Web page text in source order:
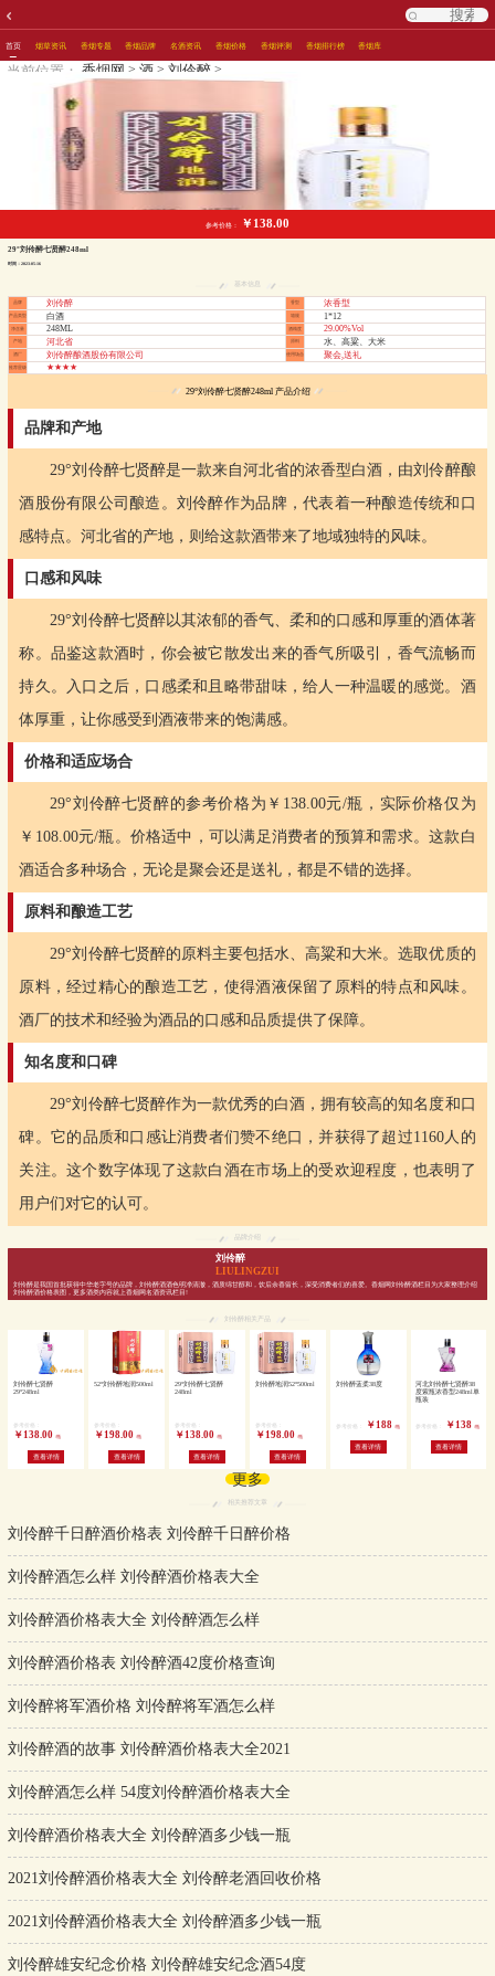
首页 烟草资讯 香烟专题 香烟品牌 名酒资讯 香烟价格 香烟评测 香烟排行榜 香烟库
当前位置： 香烟网 >酒 >刘伶醉 >
参考价格： ￥138.00
29°刘伶醉七贤醉248ml
时间：2023-05-16
基本信息
品牌 刘伶醉 香型 浓香型
产品类型 白酒 1*12
净含量 248ML 酒精度 29.00%Vol
产地 河北省 水、高粱、大米
酒厂 刘伶醉酿酒股份有限公司 使用场合 聚会,送礼
推荐星级 ★★★★
29°刘伶醉七贤醉248ml 产品介绍
品牌和产地
29°刘伶醉七贤醉是一款来自河北省的浓香型白酒，由刘伶醉酿
酒股份有限公司酿造。刘伶醉作为品牌，代表着一种酿造传统和口
感特点。河北省的产地，则给这款酒带来了地域独特的风味。
口感和风味
29°刘伶醉七贤醉以其浓郁的香气、柔和的口感和厚重的酒体著
称。品鉴这款酒时，你会被它散发出来的香气所吸引，香气流畅而
持久。入口之后，口感柔和且略带甜味，给人一种温暖的感觉。酒
体厚重，让你感受到酒液带来的饱满感。
价格和适应场合
29°刘伶醉七贤醉的参考价格为￥138.00元/瓶，实际价格仅为
￥108.00元/瓶。价格适中，可以满足消费者的预算和需求。这款白
酒适合多种场合，无论是聚会还是送礼，都是不错的选择。
原料和酿造工艺
29°刘伶醉七贤醉的原料主要包括水、高粱和大米。选取优质的
原料，经过精心的酿造工艺，使得酒液保留了原料的特点和风味。
酒厂的技术和经验为酒品的口感和品质提供了保障。
知名度和口碑
29°刘伶醉七贤醉作为一款优秀的白酒，拥有较高的知名度和口
碑。它的品质和口感让消费者们赞不绝口，并获得了超过1160人的
关注。这个数字体现了这款白酒在市场上的受欢迎程度，也表明了
用户们对它的认可。
品牌介绍
刘伶醉
LIULINGZUI
刘伶醉是我国首批获得中华老字号的品牌，刘伶醉酒酒色明净清澈，酒质绵甘醇和，饮后余香留长，深受消费者们的喜爱。香烟网刘伶醉酒栏目为大家整理介绍
刘伶醉酒价格表图，更多酒类内容就上香烟网名酒资讯栏目!
刘伶醉相关产品
刘伶醉七贤醉
29°248ml
￥138.00 /瓶
查看详情
52°刘伶醉地润500ml
￥198.00 /瓶
查看详情
29°刘伶醉七贤醉
248ml
￥138.00 /瓶
查看详情
刘伶醉地润52°500ml
￥198.00 /瓶
查看详情
刘伶醉蓝柔38度
￥188 /瓶
查看详情
河北刘伶醉七贤醉38
度紫瓶浓香型248ml单
瓶装
￥138 /瓶
查看详情
更多
相关推荐文章
刘伶醉千日醉酒价格表 刘伶醉千日醉价格
刘伶醉酒怎么样 刘伶醉酒价格表大全
刘伶醉酒价格表大全 刘伶醉酒怎么样
刘伶醉酒价格表 刘伶醉酒42度价格查询
刘伶醉将军酒价格 刘伶醉将军酒怎么样
刘伶醉酒的故事 刘伶醉酒价格表大全2021
刘伶醉酒怎么样 54度刘伶醉酒价格表大全
刘伶醉酒价格表大全 刘伶醉酒多少钱一瓶
2021刘伶醉酒价格表大全 刘伶醉老酒回收价格
2021刘伶醉酒价格表大全 刘伶醉酒多少钱一瓶
刘伶醉雄安纪念价格 刘伶醉雄安纪念酒54度